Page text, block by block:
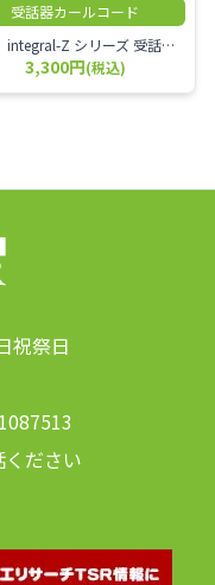
受話器カールコード
日立 integral-Z シリーズ 受話器＋カールコード セット（白）／本商品は中古品となります。 写真では分かりにくいキズ・汚れなどの使用感があります。 経年変化で日焼けの色味が強くなる場合がございます。 予めご理解・ご了承頂きますようお願いいたします。
3,300円(税込)
祝祭日
ださい